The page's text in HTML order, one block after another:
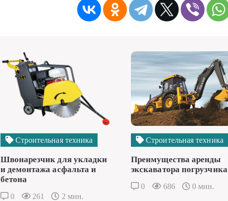
Строительная техника
Швонарезчик для укладки
и демонтажа асфальта и
бетона
0 261 2 мин.
Строительная техника
Преимущества аренды
экскаватора погрузчика
0 686 0 мин.